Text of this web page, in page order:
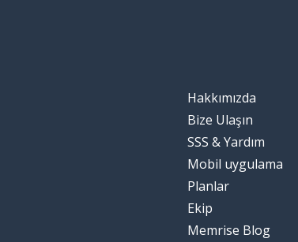
Hakkımızda
Bize Ulaşın
SSS & Yardım
Mobil uygulama
Planlar
Ekip
Memrise Blog